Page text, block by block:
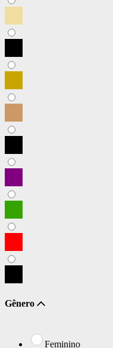
Gênero
Feminino